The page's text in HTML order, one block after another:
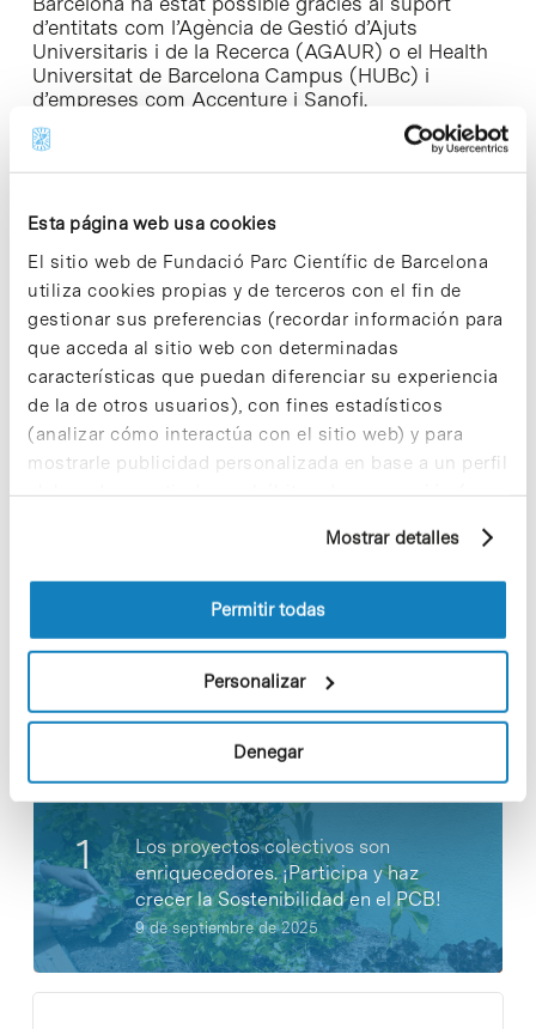
Esta página web usa cookies
El sitio web de Fundació Parc Científic de Barcelona
utiliza cookies propias y de terceros con el fin de
gestionar sus preferencias (recordar información para
que acceda al sitio web con determinadas
características que puedan diferenciar su experiencia
de la de otros usuarios), con fines estadísticos
(analizar cómo interactúa con el sitio web) y para
mostrarle publicidad personalizada en base a un perfil
elaborado a partir de sus hábitos de navegación (por
información sobre las cookies puede consultar
la Política de cookies del sitio web.
Mostrar detalles
Permitir todas
Personalizar
Denegar
d’entitats com l’Agència de Gestió d’Ajuts
Universitaris i de la Recerca (AGAUR) o el Health
Universitat de Barcelona Campus (HUBc) i
d’empreses com Accenture i Sanofi.
Biocat està avaluant actualment les sol·licituds
rebudes per formar part del segon grup de fellows.
cobreix fins al 25% de la matrícula d’aquest
programa de formació de vuit mesos, la segona
edició del qual es posarà en marxa el proper
setembre.
Més informació sobre el programa d·HEALT
Barcelona awww.moebio.org
Noticias más vistas
Los proyectos colectivos son
enriquecedores. ¡Participa y haz
crecer la Sostenibilidad en el PCB!
9 de septiembre de 2025